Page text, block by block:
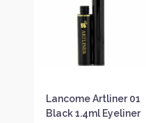
Lancome Artliner 01
Black 1.4ml Eyeliner